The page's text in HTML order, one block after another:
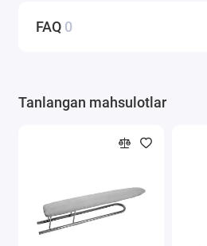
FAQ 0
Tanlangan mahsulotlar